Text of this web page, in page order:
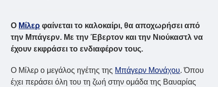
Ο Μίλερ φαίνεται το καλοκαίρι, θα αποχωρήσει από
την Μπάγερν. Με την Έβερτον και την Νιούκαστλ να
έχουν εκφράσει το ενδιαφέρον τους.
Ο Μίλερ ο μεγάλος ηγέτης της Μπάγερν Μονάχου. Όπου
έχει περάσει όλη του τη ζωή στην ομάδα της Βαυαρίας